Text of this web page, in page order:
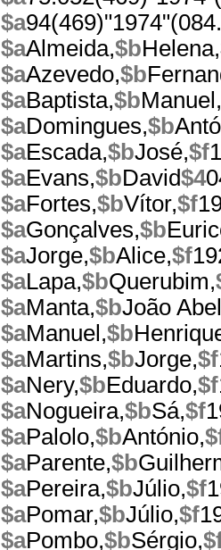
$a
$aAlmeida,$bHelena,
$aAzevedo,$b
$aBaptista,$bManuel,
$aDomingues,$b
$aEscada,$bJosé,$f
$aEvans,$bDavid$4
$aFortes,$bVítor,$f
$aGonçalves,$b
$aJorge,$bAlice,$f
$aLapa,$bQuerubim,
$aManta,$bJoão
$aManuel,$b
$aMartins,$bJorge,$f
$aNery,$bEduardo,$f
$aNogueira,$bSá,$f
$aPalolo,$bAntónio,
$aParente,$b
$aPereira,$bJúlio,$f
$aPomar,$bJúlio,$f
$aPombo,$bSérgio,